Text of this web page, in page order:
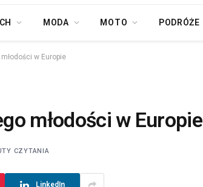
MODA MOTO PODRÓŻE
w Europie
młodości w Europie
CZYTANIA
LinkedIn